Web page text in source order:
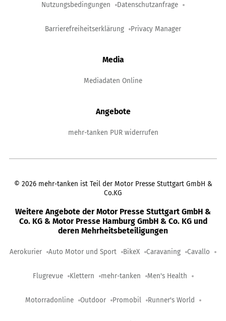
Nutzungsbedingungen Datenschutzanfrage
Barrierefreiheitserklärung Privacy Manager
Media
Mediadaten Online
Angebote
mehr-tanken PUR widerrufen
© 2026 mehr-tanken ist Teil der Motor Presse Stuttgart GmbH &
Co.KG
Weitere Angebote der Motor Presse Stuttgart GmbH &
Co. KG & Motor Presse Hamburg GmbH & Co. KG und
deren Mehrheitsbeteiligungen
Aerokurier Auto Motor und Sport BikeX Caravaning Cavallo
Flugrevue Klettern mehr-tanken Men's Health
Motorradonline Outdoor Promobil Runner's World